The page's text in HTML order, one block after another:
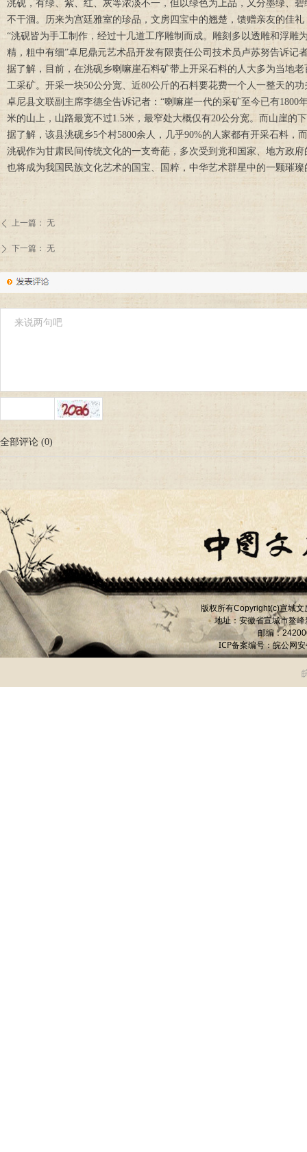
洮砚，有绿、紫、红、灰等浓淡不一，但以绿色为上品，又分墨绿、
不干涸。历来为宫廷雅室的珍品，文房四宝中的翘楚，馈赠亲友的佳
“洮砚皆为手工制作，经过十几道工序雕制而成。雕刻多以透雕和浮
精，粗中有细”卓尼鼎元艺术品开发有限责任公司技术员卢苏努告诉记
据了解，目前，在洮砚乡喇嘛崖石料矿带上开采石料的人大多为当地
工采矿。开采一块50公分宽、近80公斤的石料要花费一个人一整天的
卓尼县文联副主席李德全告诉记者：“喇嘛崖一代的采矿至今已有
米的山上，山路最宽不过1.5米，最窄处大概仅有20公分宽。而山崖的
据了解，该县洮砚乡5个村5800余人，几乎90%的人家都有开采石料，
洮砚作为甘肃民间传统文化的一支奇葩，多次受到党和国家、地方政
也将成为我国民族文化艺术的国宝、国粹，中华艺术群星中的一颗璀璨
ꄴ 上一篇： 无
ꄲ 下一篇： 无
全部评论 (0)
版权所有Copyright(c)宣城文
地址：安徽省宣城市鳌峰
邮编：
ICP备案编号： 皖公网